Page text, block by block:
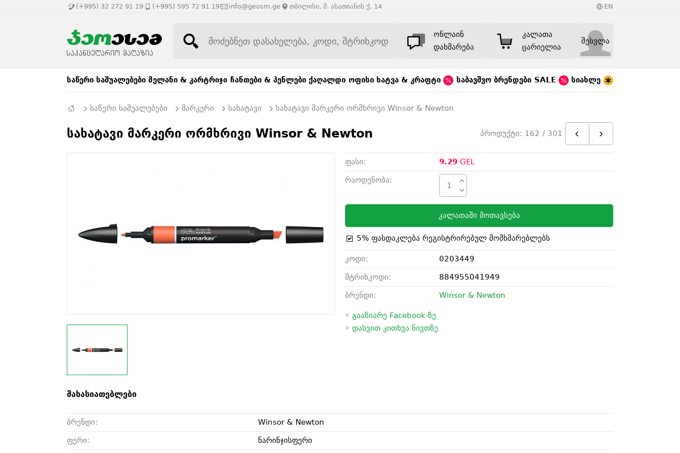
(+995) 32 272 91 19 (+995) 595 72 91 19 info@geosm.ge თბილისი, მ. ასათიანის ქ. 14 EN
ონლაინ
დახმარება
კალათა
ცარიელია
შესვლა
საწერი საშუალებები მელანი & კარტრიჯი ჩანთები & პენლები ქაღალდი ოფისი ხატვა & კრაფტი საბავშვო ბრენდები SALE სიახლე
საწერი საშუალებები მარკერი სახატავი სახატავი მარკერი ორმხრივი Winsor & Newton
სახატავი მარკერი ორმხრივი Winsor & Newton პროდუქტი: 162 / 301
ფასი: 9.29GEL
რაოდენობა:
კალათაში მოთავსება
5% ფასდაკლება რეგისტრირებულ მომხმარებლებს
კოდი:
0203449
შტრიხკოდი:
884955041949
ბრენდი:
Winsor & Newton
◦ გააზიარე Facebook-ზე
◦ დასვით კითხვა ნივთზე
მახასიათებლები
ბრენდი:
Winsor & Newton
ფერი:
ნარინჯისფერი